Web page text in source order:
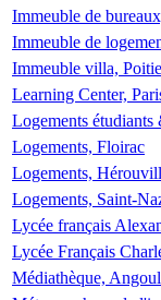
Immeuble de
Immeuble de
Immeuble villa,
Learning Center,
Logements étudiants
Logements, Floirac
Logements,
Logements, Saint-
Lycée français
Lycée Français
Médiathèque,